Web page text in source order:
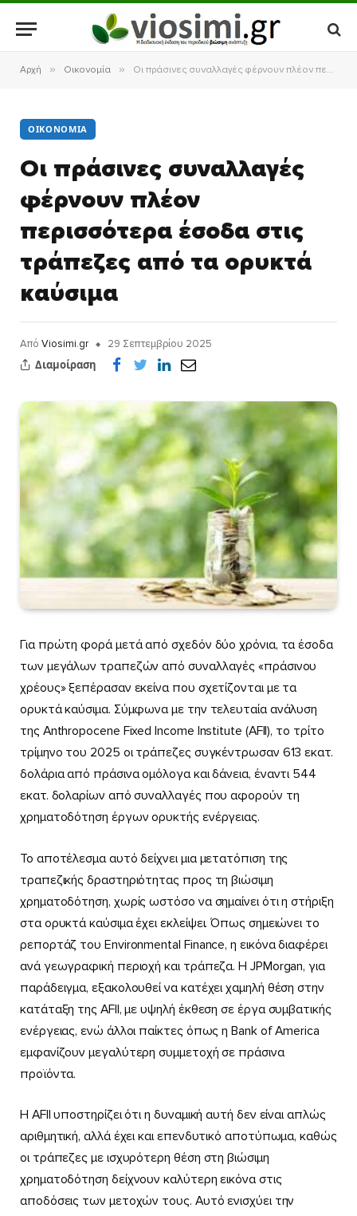
Αρχή » Οικονομία » Οι πράσινες συναλλαγές φέρνουν πλέον περισσότερα έσοδα στις τράπεζες από τα ορυκτά καύσιμα
ΟΙΚΟΝΟΜΊΑ
Οι πράσινες συναλλαγές
φέρνουν πλέον
περισσότερα έσοδα στις
τράπεζες από τα ορυκτά
καύσιμα
Από Viosimi.gr
29 Σεπτεμβρίου 2025
Διαμοίραση
Για πρώτη φορά μετά από σχεδόν δύο χρόνια, τα έσοδα
των μεγάλων τραπεζών από συναλλαγές «πράσινου
χρέους» ξεπέρασαν εκείνα που σχετίζονται με τα
ορυκτά καύσιμα. Σύμφωνα με την τελευταία ανάλυση
της Anthropocene Fixed Income Institute (AFII), το τρίτο
τρίμηνο του 2025 οι τράπεζες συγκέντρωσαν 613 εκατ.
δολάρια από πράσινα ομόλογα και δάνεια, έναντι 544
εκατ. δολαρίων από συναλλαγές που αφορούν τη
χρηματοδότηση έργων ορυκτής ενέργειας.
Το αποτέλεσμα αυτό δείχνει μια μετατόπιση της
τραπεζικής δραστηριότητας προς τη βιώσιμη
χρηματοδότηση, χωρίς ωστόσο να σημαίνει ότι η στήριξη
στα ορυκτά καύσιμα έχει εκλείψει. Όπως σημειώνει το
ρεπορτάζ του Environmental Finance, η εικόνα διαφέρει
ανά γεωγραφική περιοχή και τράπεζα. Η JPMorgan, για
παράδειγμα, εξακολουθεί να κατέχει χαμηλή θέση στην
κατάταξη της AFII, με υψηλή έκθεση σε έργα συμβατικής
ενέργειας, ενώ άλλοι παίκτες όπως η Bank of America
εμφανίζουν μεγαλύτερη συμμετοχή σε πράσινα
προϊόντα.
Η AFII υποστηρίζει ότι η δυναμική αυτή δεν είναι απλώς
αριθμητική, αλλά έχει και επενδυτικό αποτύπωμα, καθώς
οι τράπεζες με ισχυρότερη θέση στη βιώσιμη
χρηματοδότηση δείχνουν καλύτερη εικόνα στις
αποδόσεις των μετοχών τους. Αυτό ενισχύει την